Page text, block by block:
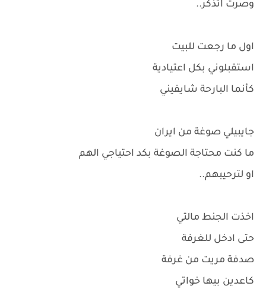
وصرت اتذكر..
اول ما رجعت للبيت
استقبلوني بكل اعتيادية
كأنما البارحة شايفيني
جايبيلي صوغة من ايران
ما كنت محتاجة الصوغة بكد احتياجي الهم
او لترحيبهم..
اخذت الجنط مالتي
حتى ادخل للغرفة
صدفة مريت من غرفة
كاعدين بيها خواتي